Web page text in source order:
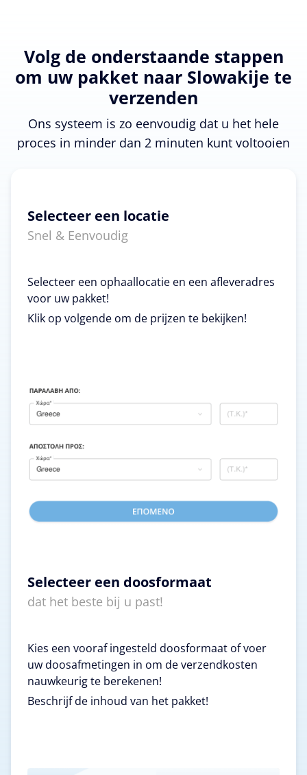
Volg de onderstaande stappen
om uw pakket naar Slowakije te
verzenden
Ons systeem is zo eenvoudig dat u het hele
proces in minder dan 2 minuten kunt voltooien
Selecteer een locatie
Snel & Eenvoudig
Selecteer een ophaallocatie en een afleveradres
voor uw pakket!
Klik op volgende om de prijzen te bekijken!
Selecteer een doosformaat
dat het beste bij u past!
Kies een vooraf ingesteld doosformaat of voer
uw doosafmetingen in om de verzendkosten
nauwkeurig te berekenen!
Beschrijf de inhoud van het pakket!